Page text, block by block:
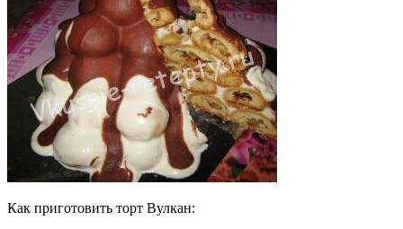
Как приготовить торт Вулкан: